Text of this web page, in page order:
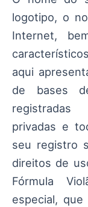
logotipo, o
Internet,
aqui
de bases
registradas
privadas e
seu registro
direitos de
Fórmula
especial,